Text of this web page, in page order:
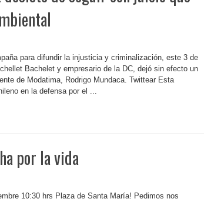
para difundir la injusticia y criminalización, este 3 de
Bachelet y empresario de la DC, dejó sin efecto un
de Modatima, Rodrigo Mundaca. Twittear Esta
en la defensa por el ...
por la vida
10:30 hrs Plaza de Santa María! Pedimos nos